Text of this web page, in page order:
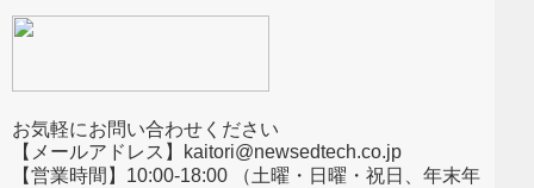
お気軽にお問い合わせください
【メールアドレス】kaitori@newsedtech.co.jp
【営業時間】10:00-18:00 （土曜・日曜・祝日、年末年